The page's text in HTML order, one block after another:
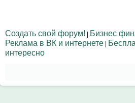
Создать свой форум! Бизнес
Реклама в ВК и интернете
интересно